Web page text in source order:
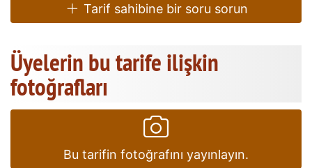
Tarif sahibine bir soru sorun
Üyelerin bu tarife ilişkin
fotoğrafları
Bu tarifin fotoğrafını yayınlayın.